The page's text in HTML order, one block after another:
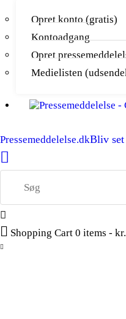
Opret konto (gratis)
Kontoadgang
Opret
Medielisten
Pressemeddelelse.dkBliv set
Shopping Cart 0 items -